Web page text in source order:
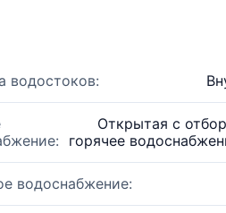
водостоков:
Открытая с
горячее
водоснабжение: